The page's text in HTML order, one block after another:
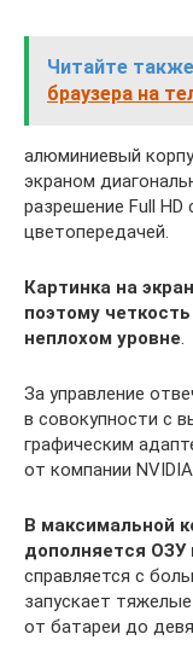
Читайте
браузера на
алюминиевый
экраном
разрешение Full
цветопередачей.
Картинка на
поэтому
неплохом уровне
За управление
в совокупности с
графическим
от компании
В максимальной
дополняется ОЗУ
справляется с
запускает
от батареи до